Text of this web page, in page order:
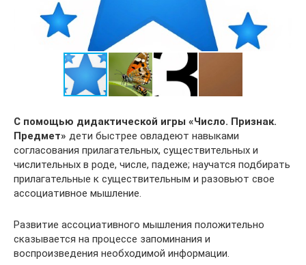
С помощью дидактической игры «Число. Признак.
Предмет» дети быстрее овладеют навыками
согласования прилагательных, существительных и
числительных в роде, числе, падеже; научатся подбирать
прилагательные к существительным и разовьют свое
ассоциативное мышление.
Развитие ассоциативного мышления положительно
сказывается на процессе запоминания и
воспроизведения необходимой информации.